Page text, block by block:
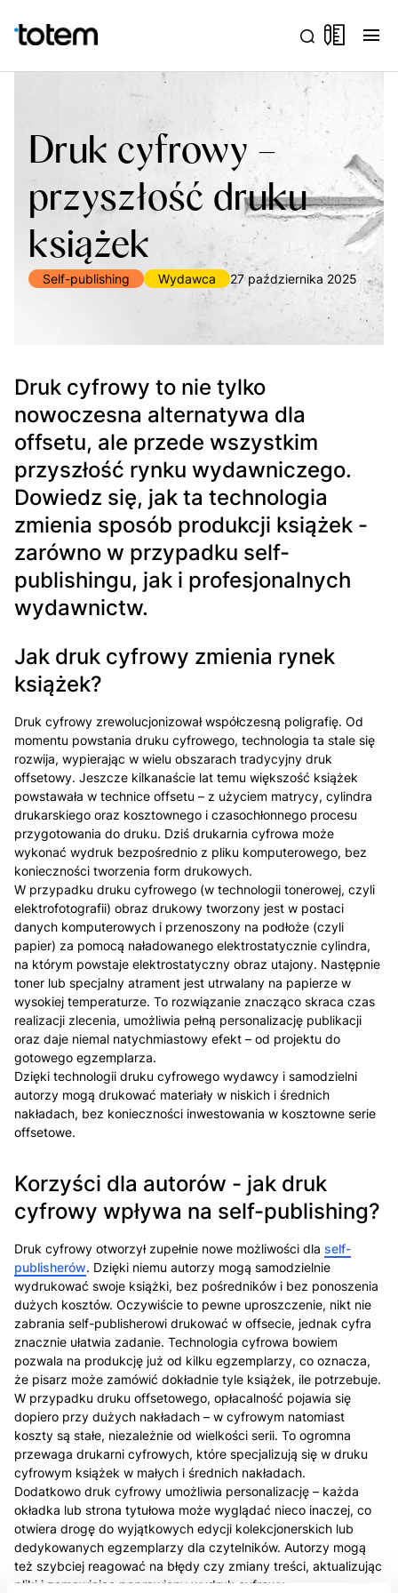
menu
Druk cyfrowy –
przyszłość druku
książek
Self-publishing Wydawca 27 października 2025
Druk cyfrowy to nie tylko
nowoczesna alternatywa dla
offsetu, ale przede wszystkim
przyszłość rynku wydawniczego.
Dowiedz się, jak ta technologia
zmienia sposób produkcji książek -
zarówno w przypadku self-
publishingu, jak i profesjonalnych
wydawnictw.
Jak druk cyfrowy zmienia rynek
książek?
Druk cyfrowy zrewolucjonizował współczesną poligrafię. Od
momentu powstania druku cyfrowego, technologia ta stale się
rozwija, wypierając w wielu obszarach tradycyjny druk
offsetowy. Jeszcze kilkanaście lat temu większość książek
powstawała w technice offsetu – z użyciem matrycy, cylindra
drukarskiego oraz kosztownego i czasochłonnego procesu
przygotowania do druku. Dziś drukarnia cyfrowa może
wykonać wydruk bezpośrednio z pliku komputerowego, bez
konieczności tworzenia form drukowych.
W przypadku druku cyfrowego (w technologii tonerowej, czyli
elektrofotografii) obraz drukowy tworzony jest w postaci
danych komputerowych i przenoszony na podłoże (czyli
papier) za pomocą naładowanego elektrostatycznie cylindra,
na którym powstaje elektrostatyczny obraz utajony. Następnie
toner lub specjalny atrament jest utrwalany na papierze w
wysokiej temperaturze. To rozwiązanie znacząco skraca czas
realizacji zlecenia, umożliwia pełną personalizację publikacji
oraz daje niemal natychmiastowy efekt – od projektu do
gotowego egzemplarza.
Dzięki technologii druku cyfrowego wydawcy i samodzielni
autorzy mogą drukować materiały w niskich i średnich
nakładach, bez konieczności inwestowania w kosztowne serie
offsetowe.
Korzyści dla autorów - jak druk
cyfrowy wpływa na self-publishing?
Druk cyfrowy otworzył zupełnie nowe możliwości dla self-
publisherów. Dzięki niemu autorzy mogą samodzielnie
wydrukować swoje książki, bez pośredników i bez ponoszenia
dużych kosztów. Oczywiście to pewne uproszczenie, nikt nie
zabrania self-publisherowi drukować w offsecie, jednak cyfra
znacznie ułatwia zadanie. Technologia cyfrowa bowiem
pozwala na produkcję już od kilku egzemplarzy, co oznacza,
że pisarz może zamówić dokładnie tyle książek, ile potrzebuje.
W przypadku druku offsetowego, opłacalność pojawia się
dopiero przy dużych nakładach – w cyfrowym natomiast
koszty są stałe, niezależnie od wielkości serii. To ogromna
przewaga drukarni cyfrowych, które specjalizują się w druku
cyfrowym książek w małych i średnich nakładach.
Dodatkowo druk cyfrowy umożliwia personalizację – każda
okładka lub strona tytułowa może wyglądać nieco inaczej, co
otwiera drogę do wyjątkowych edycji kolekcjonerskich lub
dedykowanych egzemplarzy dla czytelników. Autorzy mogą
też szybciej reagować na błędy czy zmiany treści, aktualizując
pliki i zamawiając poprawiony wydruk cyfrowy.